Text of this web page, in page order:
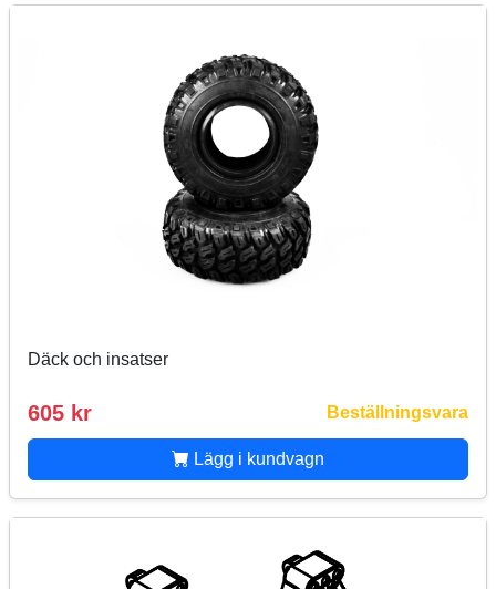
Däck och insatser
605 kr Beställningsvara
Lägg i kundvagn